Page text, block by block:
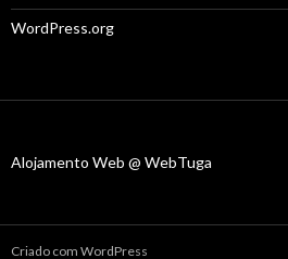
WordPress.org
Alojamento Web @ WebTuga
Criado com WordPress